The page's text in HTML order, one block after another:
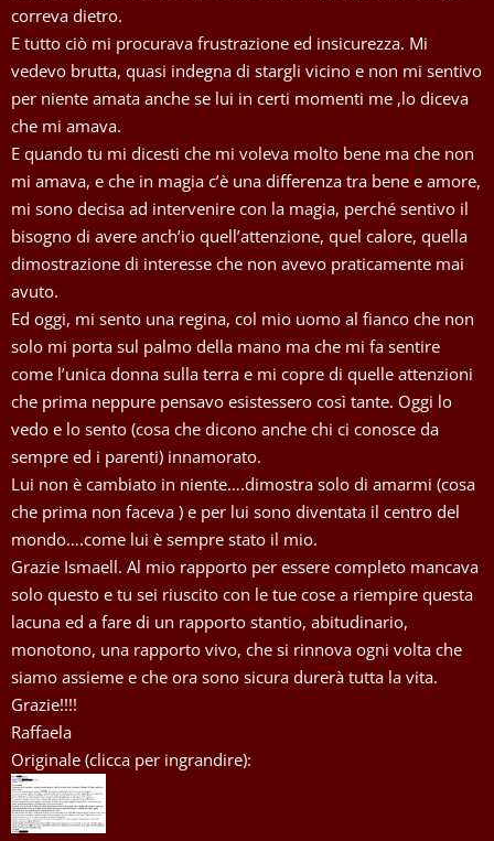
correva dietro.
E tutto ciò mi procurava frustrazione ed insicurezza. Mi
vedevo brutta, quasi indegna di stargli vicino e non mi sentivo
per niente amata anche se lui in certi momenti me ,lo diceva
che mi amava.
E quando tu mi dicesti che mi voleva molto bene ma che non
mi amava, e che in magia c’è una differenza tra bene e amore,
mi sono decisa ad intervenire con la magia, perché sentivo il
bisogno di avere anch’io quell’attenzione, quel calore, quella
dimostrazione di interesse che non avevo praticamente mai
avuto.
Ed oggi, mi sento una regina, col mio uomo al fianco che non
solo mi porta sul palmo della mano ma che mi fa sentire
come l’unica donna sulla terra e mi copre di quelle attenzioni
che prima neppure pensavo esistessero così tante. Oggi lo
vedo e lo sento (cosa che dicono anche chi ci conosce da
sempre ed i parenti) innamorato.
Lui non è cambiato in niente….dimostra solo di amarmi (cosa
che prima non faceva ) e per lui sono diventata il centro del
mondo….come lui è sempre stato il mio.
Grazie Ismaell. Al mio rapporto per essere completo mancava
solo questo e tu sei riuscito con le tue cose a riempire questa
lacuna ed a fare di un rapporto stantio, abitudinario,
monotono, una rapporto vivo, che si rinnova ogni volta che
siamo assieme e che ora sono sicura durerà tutta la vita.
Grazie!!!!
Raffaela
Originale (clicca per ingrandire):